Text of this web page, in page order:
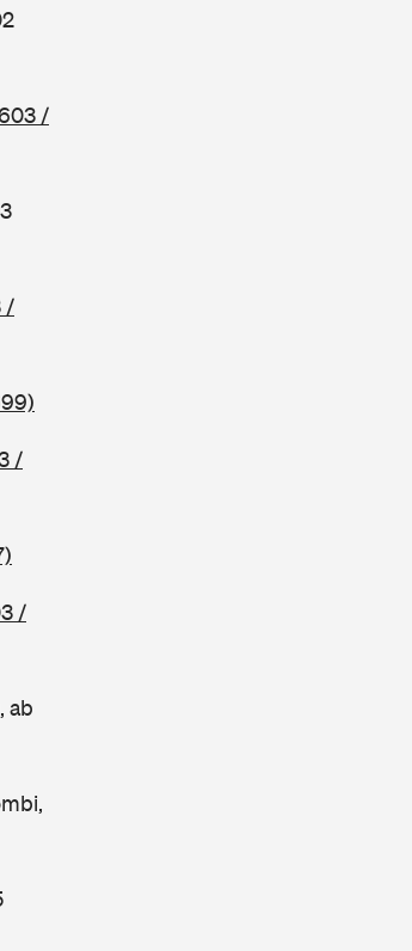
/
/
/
/
ab